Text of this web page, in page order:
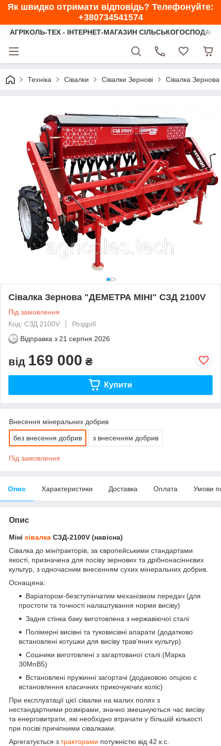
Як швидко отримати відповідь? Телефонуйте:
+380734541574
АГРІКОЛЬ-ТЕХ - ІНТЕРНЕТ-МАГАЗИН
Техніка Сівалки Сівалки Зернові Сівалка
Сівалка Зернова "ДЕМЕТРА МІНІ" СЗД 2100V
Під замовлення
Код: СЗД 2100V
Роздріб
Відправка з 21 серпня 2026
від 169 000 ₴
Купити
Внесення мінеральних добрив
без внесення добрив з внесенням добрив
Під замовлення
Опис Характеристики Доставка Оплата Умови
Опис
Міні сівалка СЗД-2100V (навісна)
Сівалка до мінітракторів, за європейськими стандартами
якості, призначена для посіву зернових та дрібнонасіннєвих
культур, з одночасним внесенням сухих мінеральних добрив.
Оснащена:
Варіатором-безступінчатим механізмом передач (для
простоти та точності налаштування норми висіву)
Задня стінка баку виготовлена з нержавіючої сталі
Полімерні висівні та туковисівні апарати (додатково
встановлені котушки для висіву трав’яних культур)
Сошники виготовлені з загартованої сталі (Марка
30MnB5)
Встановлені пружинні загортачі (додаковою опцією є
встановлення класичних прикочуючих коліс)
При експлуатації цієї сівалки на малих полях з
нестандартними розмірами, значно змешнуються час висіву
та енерговитрати, які необхідно втрачати у більшій кількості
при посіві причіпними сівалками.
Аргегатується з тракторами потужністю від 42 к.с.